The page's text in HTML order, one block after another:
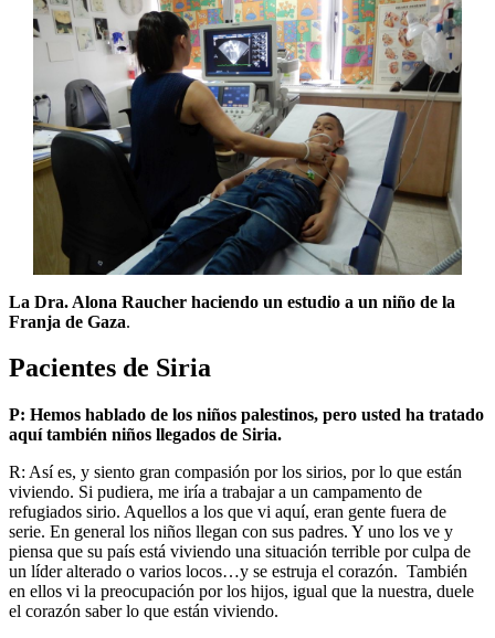
La Dra. Alona Raucher haciendo un estudio a un niño de la
Franja de Gaza.
Pacientes de Siria
P: Hemos hablado de los niños palestinos, pero usted ha tratado
aquí también niños llegados de Siria.
R: Así es, y siento gran compasión por los sirios, por lo que están
viviendo. Si pudiera, me iría a trabajar a un campamento de
refugiados sirio. Aquellos a los que vi aquí, eran gente fuera de
serie. En general los niños llegan con sus padres. Y uno los ve y
piensa que su país está viviendo una situación terrible por culpa de
un líder alterado o varios locos…y se estruja el corazón. También
en ellos vi la preocupación por los hijos, igual que la nuestra, duele
el corazón saber lo que están viviendo.